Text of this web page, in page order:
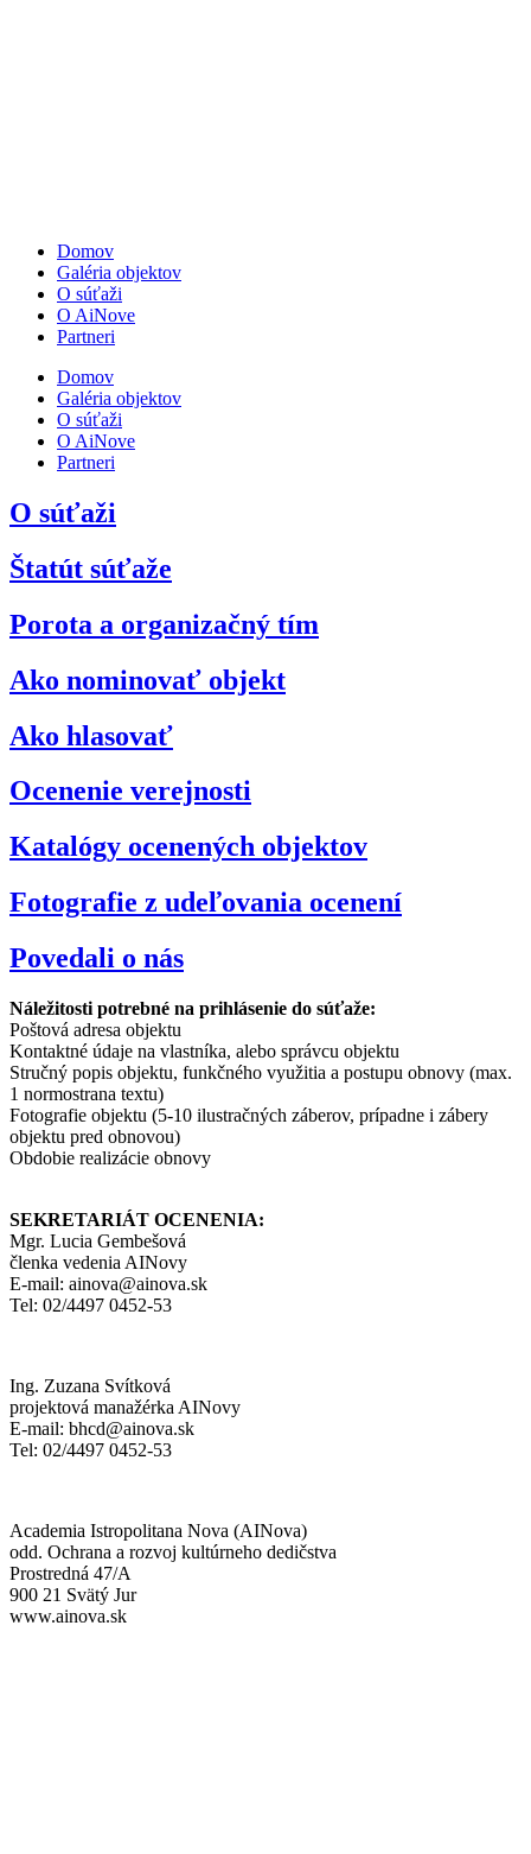
Domov
Galéria objektov
O súťaži
O AiNove
Partneri
Domov
Galéria objektov
O súťaži
O AiNove
Partneri
O súťaži
Štatút súťaže
Porota a organizačný tím
Ako nominovať objekt
Ako hlasovať
Ocenenie verejnosti
Katalógy ocenených objektov
Fotografie z udeľovania ocenení
Povedali o nás
Náležitosti potrebné na prihlásenie do súťaže:
Poštová adresa objektu
Kontaktné údaje na vlastníka, alebo správcu objektu
Stručný popis objektu, funkčného využitia a postupu obnovy (max.
1 normostrana textu)
Fotografie objektu (5-10 ilustračných záberov, prípadne i zábery
objektu pred obnovou)
Obdobie realizácie obnovy
SEKRETARIÁT OCENENIA:
Mgr. Lucia Gembešová
členka vedenia AINovy
E-mail: ainova@ainova.sk
Tel: 02/4497 0452-53
Ing. Zuzana Svítková
projektová manažérka AINovy
E-mail: bhcd@ainova.sk
Tel: 02/4497 0452-53
Academia Istropolitana Nova (AINova)
odd. Ochrana a rozvoj kultúrneho dedičstva
Prostredná 47/A
900 21 Svätý Jur
www.ainova.sk